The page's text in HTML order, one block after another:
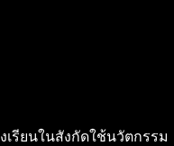
รียนในสังกัดใช้นวัตกรรม